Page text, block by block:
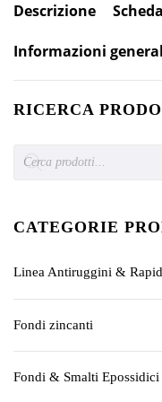
Descrizione
Informazioni
RICERCA
search
CATEGORIE
Linea Antiruggini &
Fondi zincanti
Fondi & Smalti Epossidici